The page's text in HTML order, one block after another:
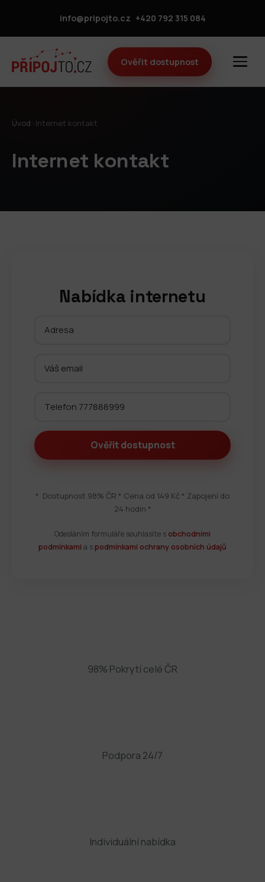
info@pripojto.cz +420 792 315 084
Ověřit dostupnost
Úvod Internet kontakt
Internet kontakt
Nabídka internetu
* Dostupnost 98% ČR * Cena od 149 Kč * Zapojení do
24 hodin *
Odesláním formuláře souhlasíte s obchodními
podmínkami a spodmínkami ochrany osobních údajů
98% Pokrytí celé ČR
Podpora 24/7
Individuální nabídka